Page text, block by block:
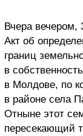
Вчера
Акт об
границ
в
в Молдове, по
в районе села
Отныне этот
пересекающий